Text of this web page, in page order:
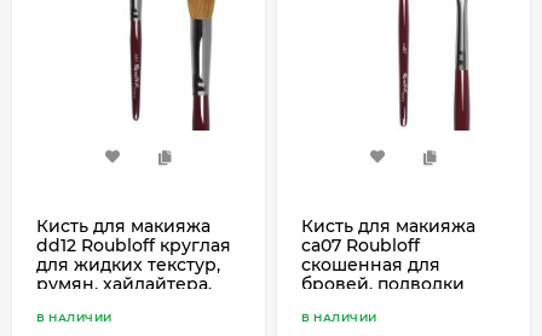
Кисть для макияжа
dd12 Roubloff круглая
для жидких текстур,
румян, хайлайтера,
В НАЛИЧИИ
Кисть для макияжа
ca07 Roubloff
скошенная для
бровей, подводки
синтетика рыжая
В НАЛИЧИИ